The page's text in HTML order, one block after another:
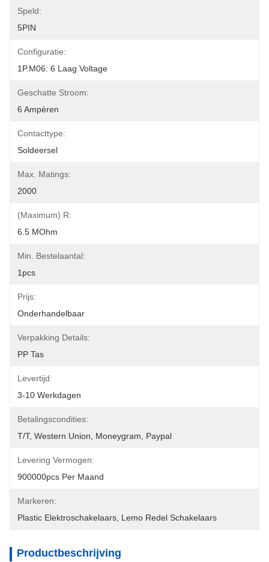
Speld:
5PIN
Configuratie:
1P.M06: 6 Laag Voltage
Geschatte Stroom:
6 Ampèren
Contacttype:
Soldeersel
Max. Matings:
2000
(Maximum) R:
6.5 MOhm
Min. Bestelaantal:
1pcs
Prijs:
Onderhandelbaar
Verpakking Details:
PP Tas
Levertijd:
3-10 Werkdagen
Betalingscondities:
T/T, Western Union, Moneygram, Paypal
Levering Vermogen:
900000pcs Per Maand
Markeren:
Plastic Elektroschakelaars Lemo Redel Schakelaars
Productbeschrijving